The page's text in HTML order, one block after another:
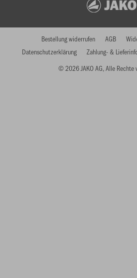
© 2026 JAKO AG, Alle Rechte
Bestellung widerrufen AGB
Datenschutzerklärung
Zahlung- &